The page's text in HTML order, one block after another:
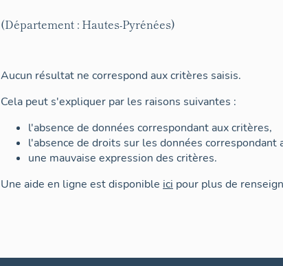
(Département : Hautes-Pyrénées)
Aucun résultat ne correspond aux critères saisis.
Cela peut s'expliquer par les raisons suivantes :
l'absence de données correspondant aux critères,
l'absence de droits sur les données correspondant
une mauvaise expression des critères.
Une aide en ligne est disponible ici pour plus de